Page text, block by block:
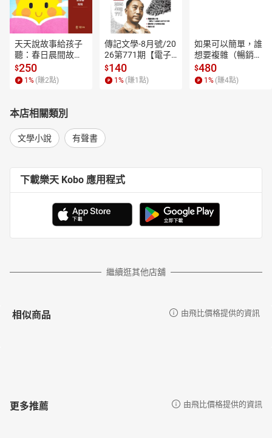
天天說故事給孩子
聽：春日晨間故事
【有聲書】
$250
1 % (賺2點)
傳記文學-8月號/20
26第771期【電子
書】
$140
1 % (賺1 點)
如果可以簡單，誰
想要複雜（暢銷經
典新編版）【電子
書】
$480
1 % (賺4點)
本店相關類別
文學小說 有聲書
下載樂天 Kobo 應用程式
繼續逛其他店舖
相似商品 由飛比價格提供的資訊
更多推薦 由飛比價格提供的資訊